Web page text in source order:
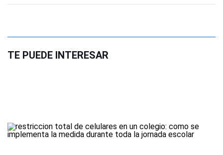
TE PUEDE INTERESAR